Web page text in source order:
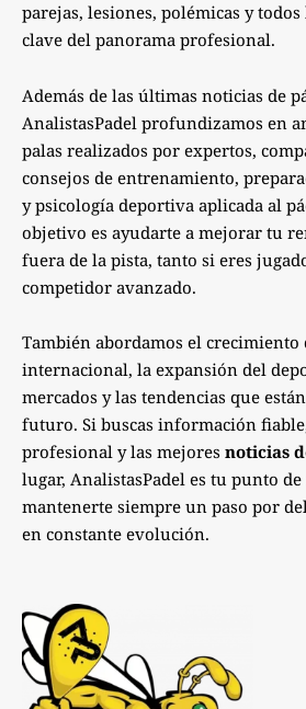
parejas, lesiones, polémicas y
clave del panorama profesional.
Además de las últimas noticias de
AnalistasPadel profundizamos en
palas realizados por expertos,
consejos de entrenamiento,
y psicología deportiva aplicada al
objetivo es ayudarte a mejorar tu
fuera de la pista, tanto si eres
competidor avanzado.
También abordamos el crecimiento
internacional, la expansión del
mercados y las tendencias que
futuro. Si buscas información
profesional y las mejores noticias
lugar, AnalistasPadel es tu punto
mantenerte siempre un paso por
en constante evolución.